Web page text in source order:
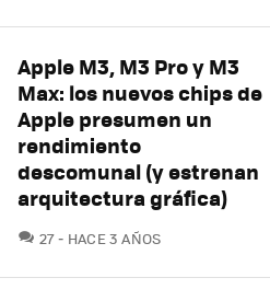
Apple M3, M3 Pro y M3
Max: los nuevos chips de
Apple presumen un
rendimiento
descomunal (y estrenan
arquitectura gráfica)
27COMENTARIOS
HACE 3 AÑOS